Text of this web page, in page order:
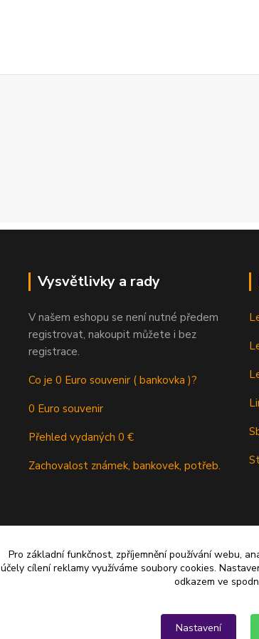
Vysvětlivky a rady
V našem eshopu se není nutné předem
registrovat, nakoupit můžete i bez
registrace.
Co je 0 Euro souvenir ( bankovka )?
0 Euro souvenir
Přehled vydaných 0 €
Zachovalost známek, bankovek, potřeb.
Pro základní funkčnost, zpříjemnění používání webu,
účely cílení reklamy využíváme soubory cookies.
odkazem ve
Nastavení